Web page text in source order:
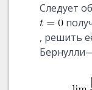
Следует
, решить